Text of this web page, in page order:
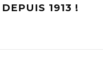
DEPUIS 1913 !